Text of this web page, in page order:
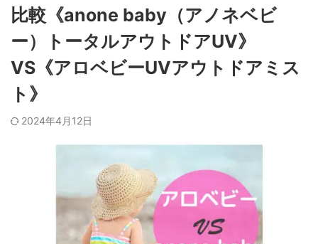
比較《anone baby（アノネベビ
ー）トータルアウトドアUV》
VS《アロベビーUVアウトドアミス
ト》
2024年4月12日